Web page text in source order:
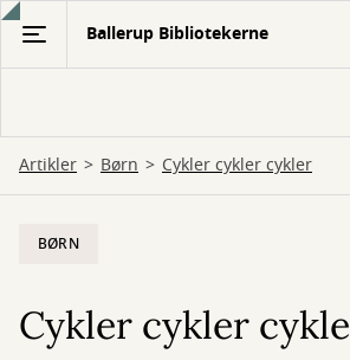
Gå
hovedindhold
Ballerup Bibliotekerne
Artikler Børn Cykler cykler cykler
BØRN
Cykler cykler